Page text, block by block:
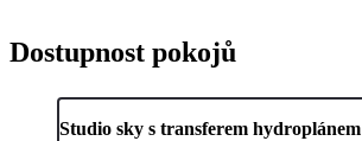
Dostupnost pokojů
Studio sky s transferem hydroplánem